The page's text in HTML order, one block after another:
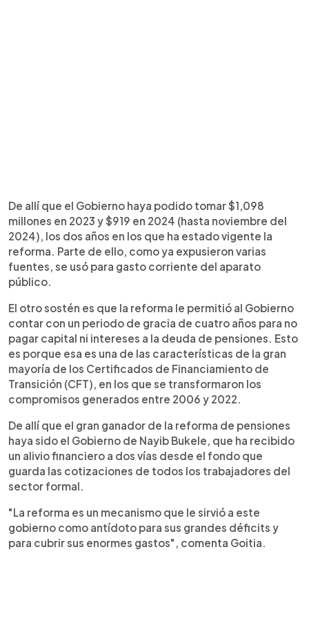
De allí que el Gobierno haya podido tomar $1,098
millones en 2023 y $919 en 2024 (hasta noviembre del
2024), los dos años en los que ha estado vigente la
reforma. Parte de ello, como ya expusieron varias
fuentes, se usó para gasto corriente del aparato
público.
El otro sostén es que la reforma le permitió al Gobierno
contar con un periodo de gracia de cuatro años para no
pagar capital ni intereses a la deuda de pensiones. Esto
es porque esa es una de las características de la gran
mayoría de los Certificados de Financiamiento de
Transición (CFT), en los que se transformaron los
compromisos generados entre 2006 y 2022.
De allí que el gran ganador de la reforma de pensiones
haya sido el Gobierno de Nayib Bukele, que ha recibido
un alivio financiero a dos vías desde el fondo que
guarda las cotizaciones de todos los trabajadores del
sector formal.
"La reforma es un mecanismo que le sirvió a este
gobierno como antídoto para sus grandes déficits y
para cubrir sus enormes gastos", comenta Goitia.